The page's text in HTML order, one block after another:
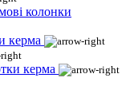
колонки
керма
керма